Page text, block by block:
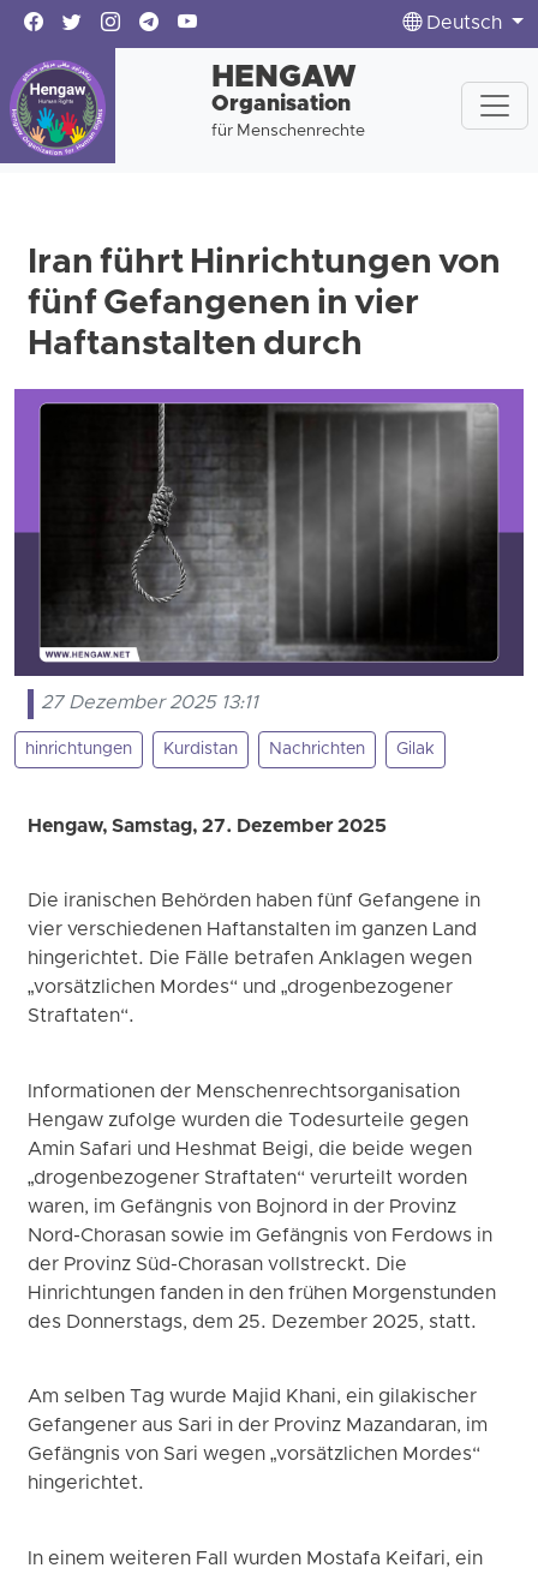
Deutsch
HENGAW
Organisation
für Menschenrechte
Iran führt Hinrichtungen von
fünf Gefangenen in vier
Haftanstalten durch
27 Dezember 2025 13:11
hinrichtungen Kurdistan Nachrichten Gilak
Hengaw, Samstag, 27. Dezember 2025
Die iranischen Behörden haben fünf Gefangene in
vier verschiedenen Haftanstalten im ganzen Land
hingerichtet. Die Fälle betrafen Anklagen wegen
„vorsätzlichen Mordes“ und „drogenbezogener
Straftaten“.
Informationen der Menschenrechtsorganisation
Hengaw zufolge wurden die Todesurteile gegen
Amin Safari und Heshmat Beigi, die beide wegen
„drogenbezogener Straftaten“ verurteilt worden
waren, im Gefängnis von Bojnord in der Provinz
Nord-Chorasan sowie im Gefängnis von Ferdows in
der Provinz Süd-Chorasan vollstreckt. Die
Hinrichtungen fanden in den frühen Morgenstunden
des Donnerstags, dem 25. Dezember 2025, statt.
Am selben Tag wurde Majid Khani, ein gilakischer
Gefangener aus Sari in der Provinz Mazandaran, im
Gefängnis von Sari wegen „vorsätzlichen Mordes“
hingerichtet.
In einem weiteren Fall wurden Mostafa Keifari, ein